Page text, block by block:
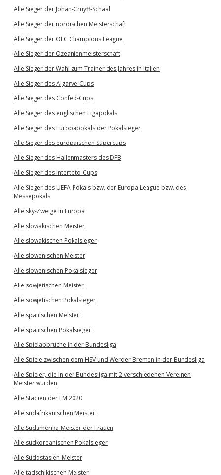
Alle Sieger der Johan-Cruyff-Schaal
Alle Sieger der nordischen Meisterschaft
Alle Sieger der OFC Champions League
Alle Sieger der Ozeanienmeisterschaft
Alle Sieger der Wahl zum Trainer des Jahres in Italien
Alle Sieger des Algarve-Cups
Alle Sieger des Confed-Cups
Alle Sieger des englischen Ligapokals
Alle Sieger des Europapokals der Pokalsieger
Alle Sieger des europäischen Supercups
Alle Sieger des Hallenmasters des DFB
Alle Sieger des Intertoto-Cups
Alle Sieger des UEFA-Pokals bzw. der Europa League bzw. des
Messepokals
Alle sky-Zweige in Europa
Alle slowakischen Meister
Alle slowakischen Pokalsieger
Alle slowenischen Meister
Alle slowenischen Pokalsieger
Alle sowjetischen Meister
Alle sowjetischen Pokalsieger
Alle spanischen Meister
Alle spanischen Pokalsieger
Alle Spielabbrüche in der Bundesliga
Alle Spiele zwischen dem HSV und Werder Bremen in der Bundesliga
Alle Spieler, die in der Bundesliga mit 2 verschiedenen Vereinen
Meister wurden
Alle Stadien der EM 2020
Alle südafrikanischen Meister
Alle Südamerika-Meister der Frauen
Alle südkoreanischen Pokalsieger
Alle Südostasien-Meister
Alle tadschikischen Meister